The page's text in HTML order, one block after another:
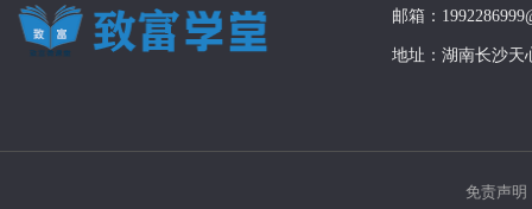
邮箱：
地址：湖南长沙天
免责声明